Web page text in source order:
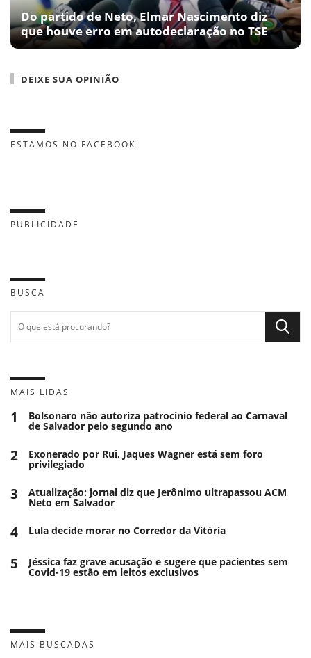
Do partido de Neto, Elmar Nascimento diz
que houve erro em autodeclaração no TSE
DEIXE SUA OPINIÃO
ESTAMOS NO FACEBOOK
PUBLICIDADE
BUSCA
MAIS LIDAS
1 Bolsonaro não autoriza patrocínio federal ao Carnaval
de Salvador pelo segundo ano
2 Exonerado por Rui, Jaques Wagner está sem foro
privilegiado
3 Atualização: jornal diz que Jerônimo ultrapassou ACM
Neto em Salvador
4 Lula decide morar no Corredor da Vitória
5 Jéssica faz grave acusação e sugere que pacientes sem
Covid-19 estão em leitos exclusivos
MAIS BUSCADAS